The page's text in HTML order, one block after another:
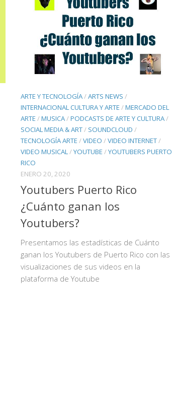
ARTE Y TECNOLOGÍA/ARTS NEWS /
INTERNACIONAL CULTURA Y ARTE /MERCADO DEL
ARTE /MUSICA/PODCASTS DE ARTE Y CULTURA/
SOCIAL MEDIA & ART/ SOUNDCLOUD /
TECNOLOGÍA ARTE /VIDEO /VIDEO INTERNET/
VIDEO MUSICAL/YOUTUBE /YOUTUBERS PUERTO
RICO
ENERO 20, 2020
Youtubers Puerto Rico
¿Cuánto ganan los
Youtubers?
Presentamos las estadísticas de Cuánto
ganan los Youtubers de Puerto Rico con las
visualizaciones de sus videos en la
plataforma de Youtube